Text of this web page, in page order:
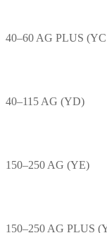
40–60 AG PLUS
40–115 AG (YD)
150–250 AG (YE)
150–250 AG PLUS